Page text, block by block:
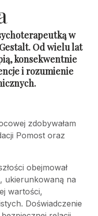
w
Od wielu lat
konsekwentnie
i rozumienie
zdobywałam
Pomost oraz
obejmował
ukierunkowaną na
wartości,
Doświadczenie